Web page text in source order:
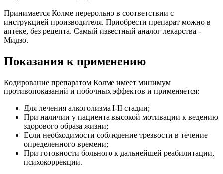
Принимается Колме перерольно в соответствии с
инструкцией производителя. Приобрести препарат можно в
аптеке, без рецепта. Самый известный аналог лекарства -
Мидзо.
Показания к применению
Кодирование препаратом Колме имеет минимум
противопоказаний и побочных эффектов и применяется:
Для лечения алкоголизма I-II стадии;
При наличии у пациента высокой мотивации к ведению
здорового образа жизни;
Если необходимости соблюдение трезвости в течение
определенного времени;
При готовности больного к дальнейшей реабилитации,
психокоррекции.